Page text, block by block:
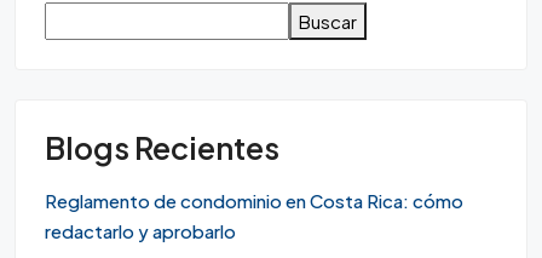
Buscar
Blogs Recientes
Reglamento de condominio en Costa Rica: cómo
redactarlo y aprobarlo